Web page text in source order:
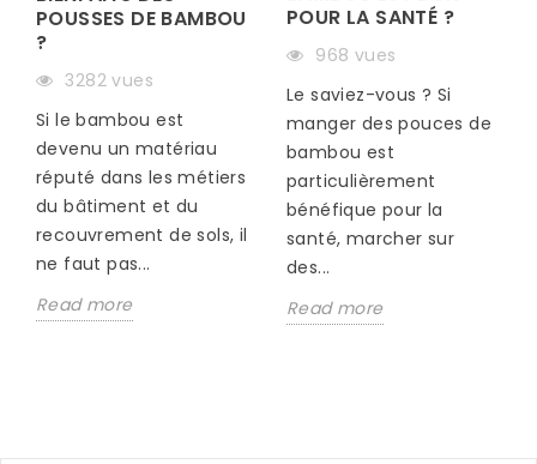
POUSSES DE BAMBOU
?
3282 vues
Si le bambou est
devenu un matériau
réputé dans les métiers
du bâtiment et du
recouvrement de sols, il
ne faut pas...
Read more
POUR LA SANTÉ ?
968 vues
Le saviez-vous ? Si
manger des pouces de
bambou est
particulièrement
bénéfique pour la
santé, marcher sur
des...
Read more